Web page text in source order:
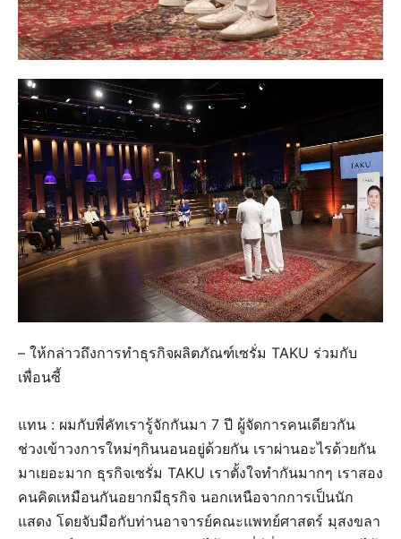
– ให้กล่าวถึงการทำธุรกิจผลิตภัณฑ์เซรั่ม TAKU ร่วมกับ
เพื่อนซี้
แทน : ผมกับพี่คัทเรารู้จักกันมา 7 ปี ผู้จัดการคนเดียวกัน
ช่วงเข้าวงการใหม่ๆกินนอนอยู่ด้วยกัน เราผ่านอะไรด้วยกัน
มาเยอะมาก ธุรกิจเซรั่ม TAKU เราตั้งใจทำกันมากๆ เราสอง
คนคิดเหมือนกันอยากมีธุรกิจ นอกเหนือจากการเป็นนัก
แสดง โดยจับมือกับท่านอาจารย์คณะแพทย์ศาสตร์ มฺสงขลา